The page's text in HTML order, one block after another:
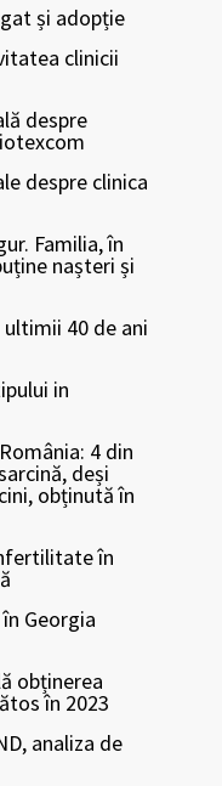
și adopție
clinicii
despre
despre clinica
Familia, în
nașteri și
40 de ani
in
4 din
deși
obținută în
în
Georgia
obținerea
în 2023
analiza de